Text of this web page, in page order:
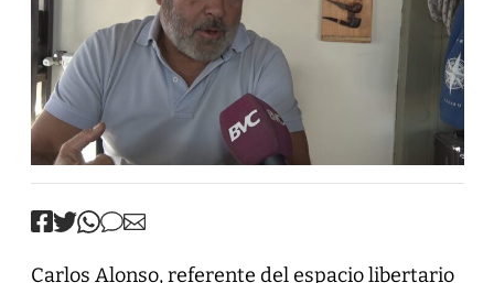
Carlos Alonso, referente del espacio libertario